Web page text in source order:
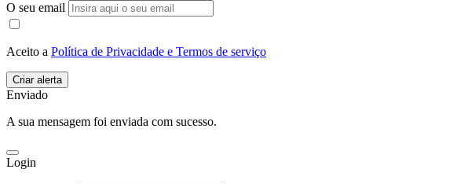
O seu email
Aceito a Política de Privacidade e Termos de serviço
Enviado
A sua mensagem foi enviada com sucesso.
Login